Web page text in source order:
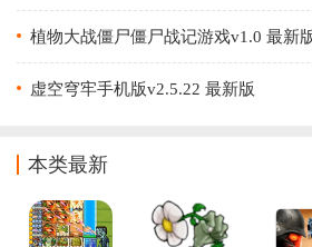
植物大战僵尸僵尸战记游戏v1.0 最新
虚空穹牢手机版v2.5.22 最新版
本类最新